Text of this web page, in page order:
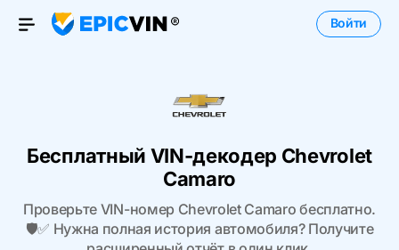
Open Menu
Войти
Бесплатный VIN-декодер Chevrolet
Camaro
Проверьте VIN-номер Chevrolet Camaro бесплатно.
🛡️✅ Нужна полная история автомобиля? Получите